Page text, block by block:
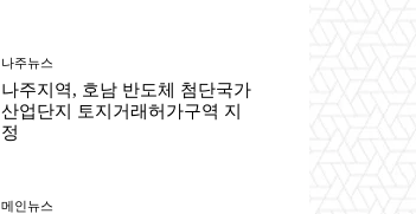
나주뉴스
나주지역, 호남 반도체 첨단국가
산업단지 토지거래허가구역 지
정
메인뉴스